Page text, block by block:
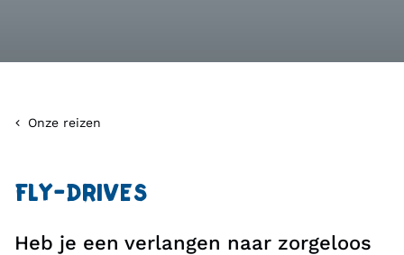
Onze reizen
FLY-DRIVES
Heb je een verlangen naar zorgeloos